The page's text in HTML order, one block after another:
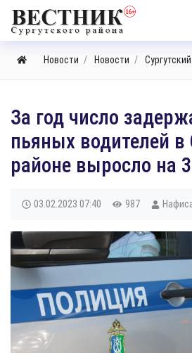
Новости Новости
За год число
пьяных водителей в
районе выросло на
03.02.2023 07:40 987